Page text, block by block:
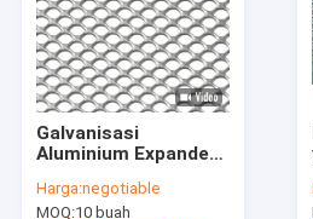
Tentang kami
Tur Pabrik
Kontrol kualitas
Galvanisasi
Aluminium Expanded
Harga:negotiable
MOQ:10 buah